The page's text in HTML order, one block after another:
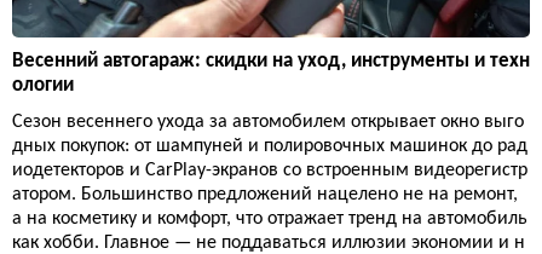
Весенний автогараж: скидки на уход, инструменты и техн
ологии
Сезон весеннего ухода за автомобилем открывает окно выго
дных покупок: от шампуней и полировочных машинок до рад
иодетекторов и CarPlay-экранов со встроенным видеорегистр
атором. Большинство предложений нацелено не на ремонт,
а на косметику и комфорт, что отражает тренд на автомобиль
как хобби. Главное — не поддаваться иллюзии экономии и н